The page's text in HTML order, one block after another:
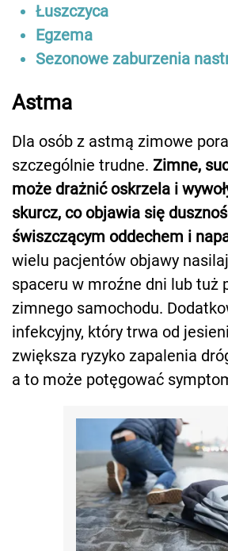
Łuszczyca
Egzema
Sezonowe zaburzenia
Astma
Dla osób z astmą zimowe
szczególnie trudne. Zimne,
może drażnić oskrzela i
skurcz, co objawia się
świszczącym oddechem i
wielu pacjentów objawy
spaceru w mroźne dni lub tuż
zimnego samochodu.
infekcyjny, który trwa od
zwiększa ryzyko zapalenia
a to może potęgować